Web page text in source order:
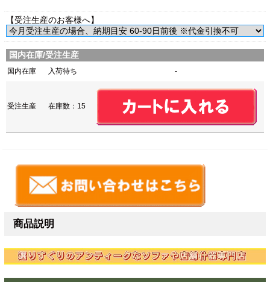
【受注生産のお客様へ】
国内在庫/受注生産
国内在庫 入荷待ち -
受注生産 在庫数：15
商品説明